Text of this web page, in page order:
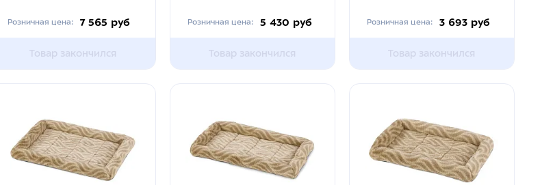
Розничная цена: 7 565 руб
Товар закончился
Розничная цена: 5 430 руб
Товар закончился
Розничная цена: 3 693 руб
Товар закончился